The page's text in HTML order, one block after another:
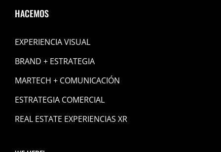
HACEMOS
EXPERIENCIA VISUAL
BRAND + ESTRATEGIA
MARTECH + COMUNICACIÓN
ESTRATEGIA COMERCIAL
REAL ESTATE EXPERIENCIAS XR